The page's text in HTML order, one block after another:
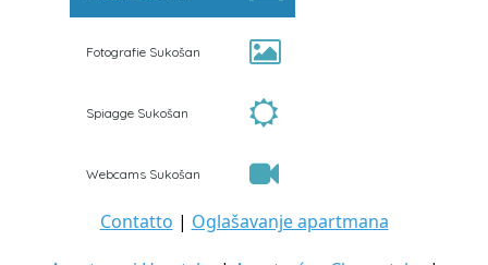
Fotografie Sukošan
Spiagge Sukošan
Webcams Sukošan
Contatto | Oglašavanje apartmana